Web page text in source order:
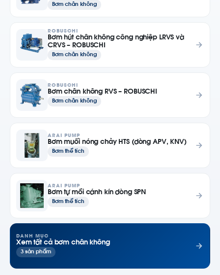
Bơm chân không
ROBUSCHI
Bơm hút chân không công nghiệp LRVS và
CRVS – ROBUSCHI
Bơm chân không
ROBUSCHI
Bơm chân không RVS – ROBUSCHI
Bơm chân không
ARAI PUMP
Bơm muối nóng chảy HTS (dòng APV, KNV)
Bơm thể tích
ARAI PUMP
Bơm tự mồi cánh kín dòng SPN
Bơm thể tích
DANH MỤC
Xem tất cả bơm chân không
3 sản phẩm